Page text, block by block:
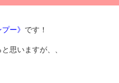
ー》 です！
思いますが、、